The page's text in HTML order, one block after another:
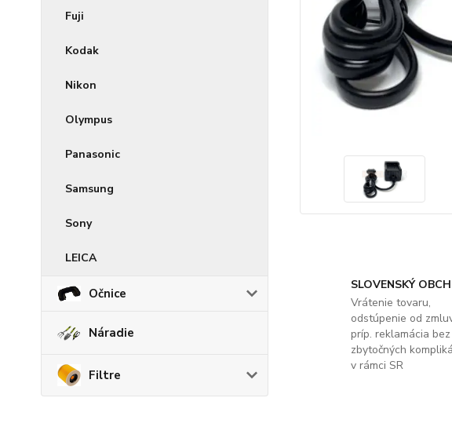
Fuji
Kodak
Nikon
Olympus
Panasonic
Samsung
Sony
LEICA
Očnice
Náradie
Filtre
SLOVENSKÝ
Vrátenie tovaru,
odstúpenie od
príp. reklamácia bez
zbytočných
v rámci SR